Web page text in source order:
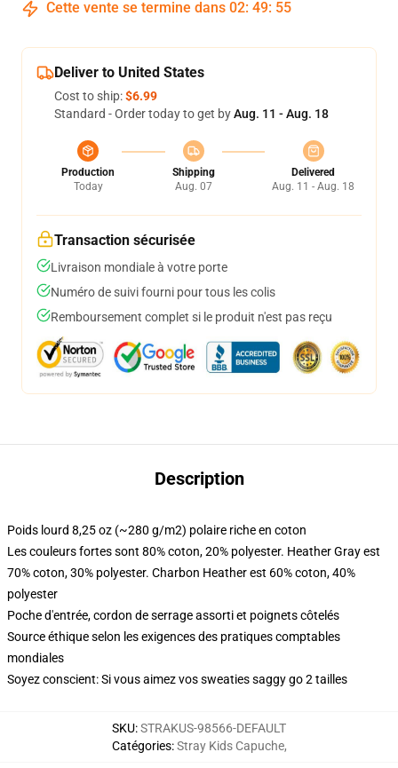
Cette vente se termine dans 02: 49: 54
Deliver to United States
Cost to ship:$6.99
Standard - Order today to get byAug. 11 - Aug. 18
Production
Today
Shipping
Aug. 07
Delivered
Aug. 11 - Aug. 18
Transaction sécurisée
Livraison mondiale à votre porte
Numéro de suivi fourni pour tous les colis
Remboursement complet si le produit n'est pas reçu
Description
Poids lourd 8,25 oz (~280 g/m2) polaire riche en coton
Les couleurs fortes sont 80% coton, 20% polyester. Heather Gray est
70% coton, 30% polyester. Charbon Heather est 60% coton, 40%
polyester
Poche d'entrée, cordon de serrage assorti et poignets côtelés
Source éthique selon les exigences des pratiques comptables
mondiales
Soyez conscient: Si vous aimez vos sweaties saggy go 2 tailles
SKU:STRAKUS-98566-DEFAULT
Catégories:Stray Kids Capuche,